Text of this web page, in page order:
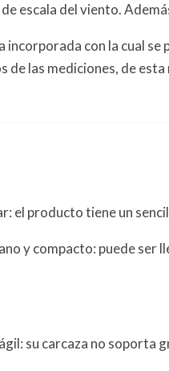
escala del viento.
incorporada con la cual
de las mediciones, de
el producto tiene un
y compacto: puede ser
su carcaza no soporta